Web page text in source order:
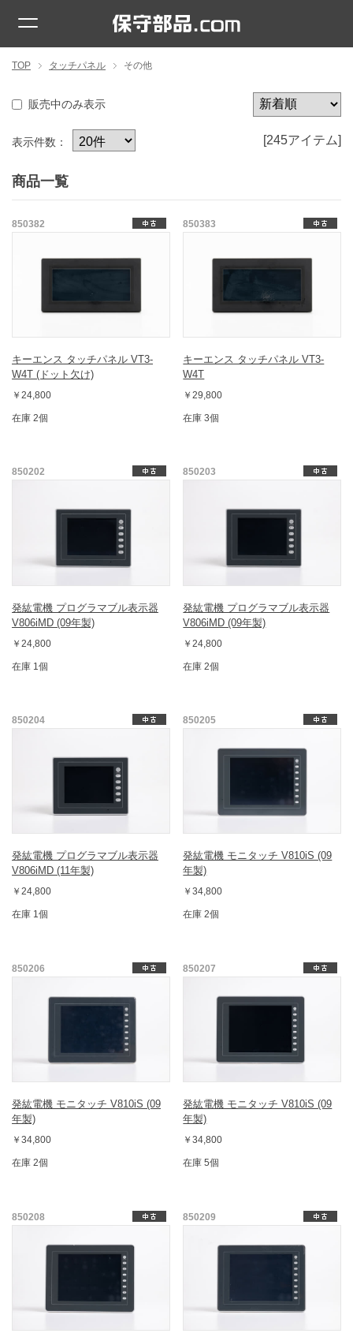
TOP タッチパネル その他
販売中のみ表示
表示件数： [245アイテム]
商品一覧
850382
キーエンス タッチパネル VT3-
W4T (ドット欠け)
￥24,800
在庫 2個
850383
キーエンス タッチパネル VT3-
W4T
￥29,800
在庫 3個
850202
発紘電機 プログラマブル表示器
V806iMD (09年製)
￥24,800
在庫 1個
850203
発紘電機 プログラマブル表示器
V806iMD (09年製)
￥24,800
在庫 2個
850204
発紘電機 プログラマブル表示器
V806iMD (11年製)
￥24,800
在庫 1個
850205
発紘電機 モニタッチ V810iS (09
年製)
￥34,800
在庫 2個
850206
発紘電機 モニタッチ V810iS (09
年製)
￥34,800
在庫 2個
850207
発紘電機 モニタッチ V810iS (09
年製)
￥34,800
在庫 5個
850208 850209